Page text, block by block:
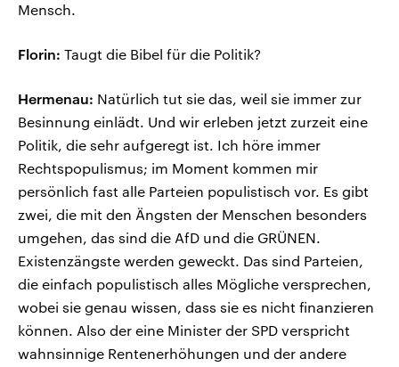
Mensch.
Florin: Taugt die Bibel für die Politik?
Hermenau: Natürlich tut sie das, weil sie immer zur
Besinnung einlädt. Und wir erleben jetzt zurzeit eine
Politik, die sehr aufgeregt ist. Ich höre immer
Rechtspopulismus; im Moment kommen mir
persönlich fast alle Parteien populistisch vor. Es gibt
zwei, die mit den Ängsten der Menschen besonders
umgehen, das sind die AfD und die GRÜNEN.
Existenzängste werden geweckt. Das sind Parteien,
die einfach populistisch alles Mögliche versprechen,
wobei sie genau wissen, dass sie es nicht finanzieren
können. Also der eine Minister der SPD verspricht
wahnsinnige Rentenerhöhungen und der andere